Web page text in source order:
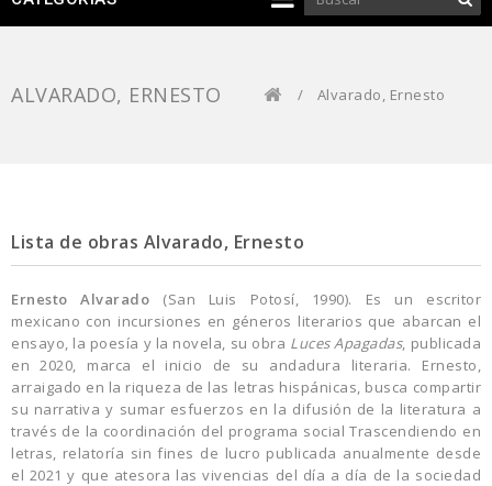
ALVARADO, ERNESTO / Alvarado, Ernesto
Lista de obras Alvarado, Ernesto
Ernesto Alvarado (San Luis Potosí, 1990). Es un escritor
mexicano con incursiones en géneros literarios que abarcan el
ensayo, la poesía y la novela, su obra Luces Apagadas, publicada
en 2020, marca el inicio de su andadura literaria. Ernesto,
arraigado en la riqueza de las letras hispánicas, busca compartir
su narrativa y sumar esfuerzos en la difusión de la literatura a
través de la coordinación del programa social Trascendiendo en
letras, relatoría sin fines de lucro publicada anualmente desde
el 2021 y que atesora las vivencias del día a día de la sociedad